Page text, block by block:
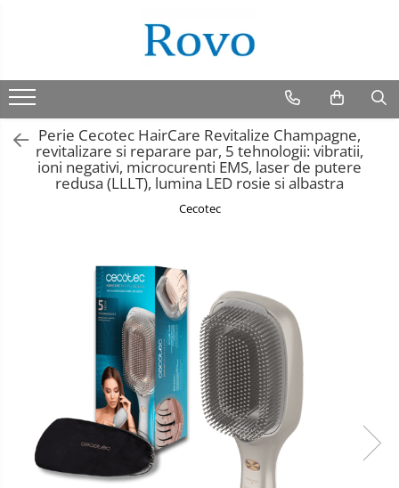
Perie Cecotec HairCare Revitalize Champagne,
revitalizare si reparare par, 5 tehnologii: vibratii,
ioni negativi, microcurenti EMS, laser de putere
redusa (LLLT), lumina LED rosie si albastra
Cecotec